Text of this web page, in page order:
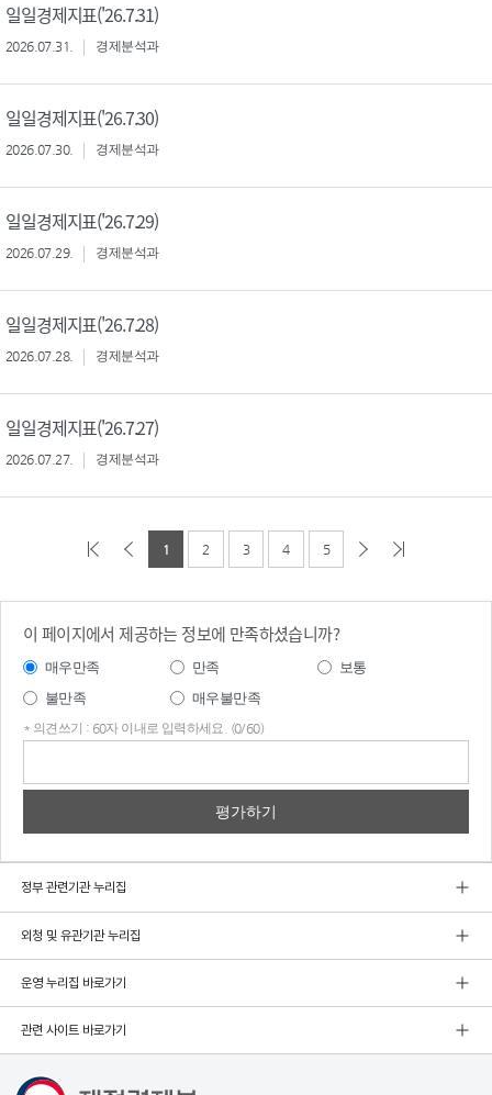
일일경제지표('26.7.31)
2026.07.31. 경제분석과
일일경제지표('26.7.30)
2026.07.30. 경제분석과
일일경제지표('26.7.29)
2026.07.29. 경제분석과
일일경제지표('26.7.28)
2026.07.28. 경제분석과
일일경제지표('26.7.27)
2026.07.27. 경제분석과
1 2 3 4 5
이 페이지에서 제공하는 정보에 만족하셨습니까?
매우만족 만족
보통
불만족
매우불만족
* 의견쓰기 : 60자 이내로 입력하세요. (0/60)
정부 관련기관 누리집
외청 및 유관기관 누리집
운영 누리집 바로가기
관련 사이트 바로가기